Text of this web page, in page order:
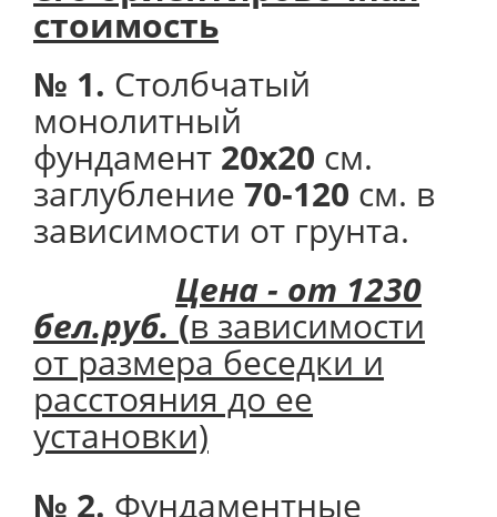
стоимость
№ 1. Столбчатый
монолитный
фундамент 20х20 см.
заглубление 70-120 см. в
зависимости от грунта.
Цена - от 1230
бел.руб. (в зависимости
от размера беседки и
расстояния до ее
установки)
№ 2. Фундаментные